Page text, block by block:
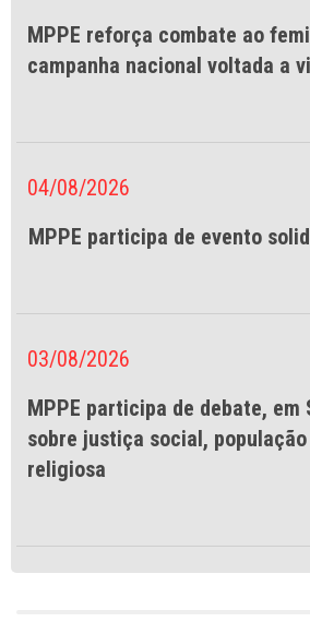
MPPE reforça combate ao
campanha nacional voltada a
04/08/2026
MPPE participa de evento
03/08/2026
MPPE participa de debate, em
sobre justiça social,
religiosa